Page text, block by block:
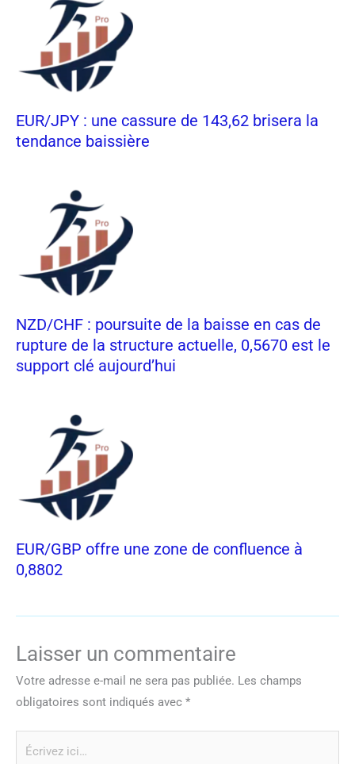
EUR/JPY : une cassure de 143,62 brisera la
tendance baissière
NZD/CHF : poursuite de la baisse en cas de
rupture de la structure actuelle, 0,5670 est le
support clé aujourd’hui
EUR/GBP offre une zone de confluence à
0,8802
Laisser un commentaire
Votre adresse e-mail ne sera pas publiée. Les champs
obligatoires sont indiqués avec *